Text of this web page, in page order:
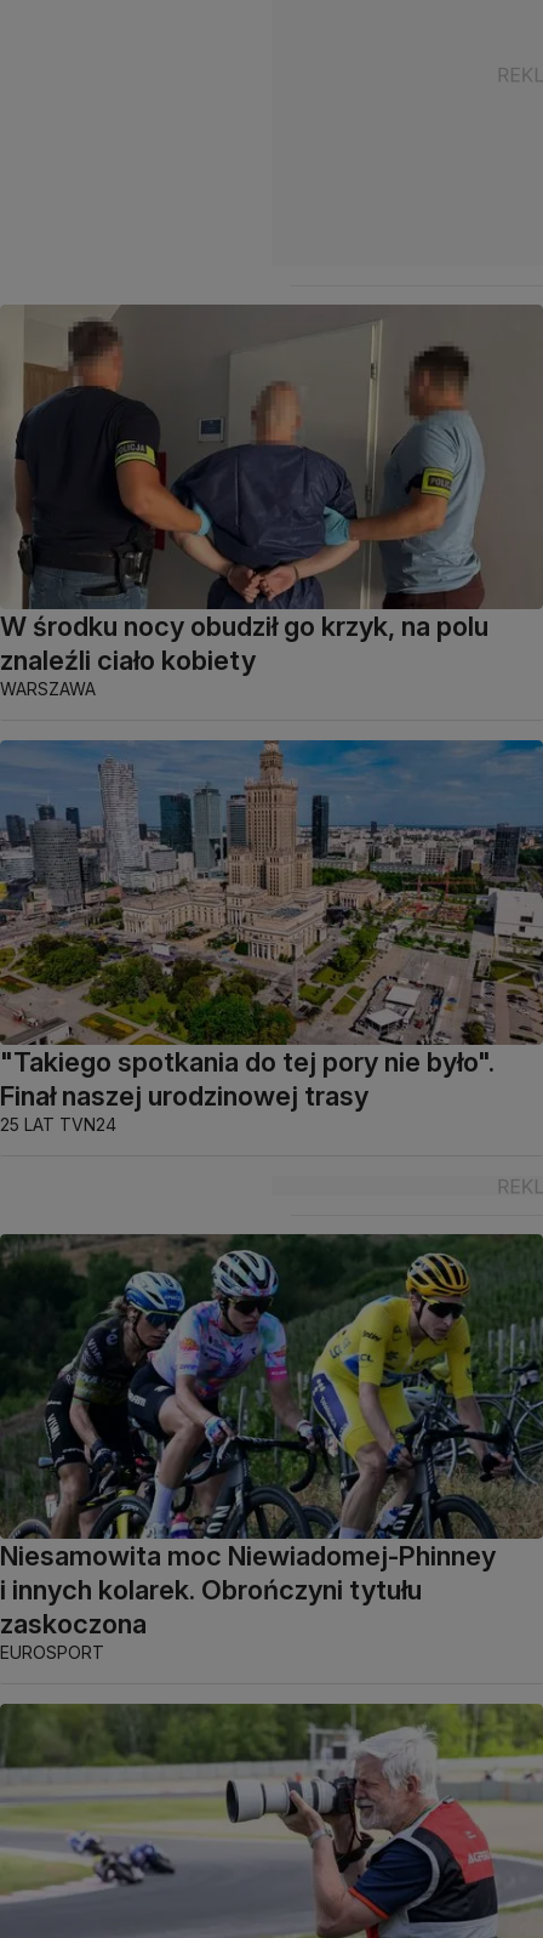
W środku nocy obudził go krzyk, na polu
znaleźli ciało kobiety
WARSZAWA
"Takiego spotkania do tej pory nie było".
Finał naszej urodzinowej trasy
25 LAT TVN24
Niesamowita moc Niewiadomej-Phinney
i innych kolarek. Obrończyni tytułu
zaskoczona
EUROSPORT